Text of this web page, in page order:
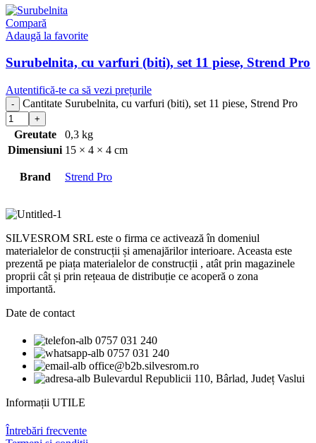
Compară
Adaugă la favorite
Surubelnita, cu varfuri (biti), set 11 piese, Strend Pro
Autentifică-te ca să vezi prețurile
Cantitate Surubelnita, cu varfuri (biti), set 11 piese, Strend Pro
Greutate
0,3 kg
Dimensiuni 15 × 4 × 4 cm
Brand Strend Pro
SILVESROM SRL este o firma ce activează în domeniul
materialelor de construcții și amenajărilor interioare. Aceasta este
prezentă pe piața materialelor de construcții , atât prin magazinele
proprii cât și prin rețeaua de distribuție ce acoperă o zona
importantă.
Date de contact
0757 031 240
0757 031 240
office@b2b.silvesrom.ro
Bulevardul Republicii 110, Bârlad, Județ Vaslui
Informații UTILE
Întrebări frecvente